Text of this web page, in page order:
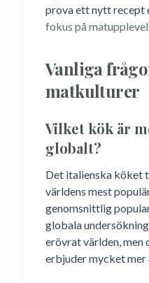
prova ett nytt recept
fokus på
Vanliga
matkulturer
Vilket kök är
globalt?
Det italienska köket
världens mest
genomsnittlig
globala
erövrat världen,
erbjuder mycket mer